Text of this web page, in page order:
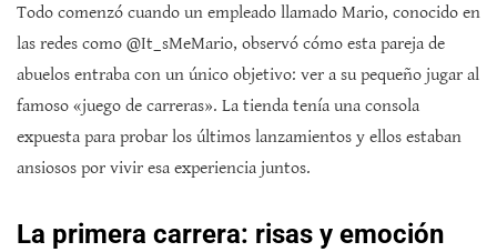
Todo comenzó cuando un empleado llamado Mario, conocido en
las redes como @It_sMeMario, observó cómo esta pareja de
abuelos entraba con un único objetivo: ver a su pequeño jugar al
famoso «juego de carreras». La tienda tenía una consola
expuesta para probar los últimos lanzamientos y ellos estaban
ansiosos por vivir esa experiencia juntos.
La primera carrera: risas y emoción